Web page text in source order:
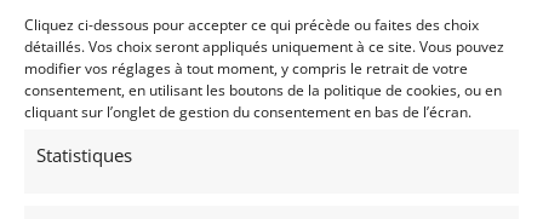
Cliquez ci-dessous pour accepter ce qui précède ou faites des choix
détaillés. Vos choix seront appliqués uniquement à ce site. Vous pouvez
modifier vos réglages à tout moment, y compris le retrait de votre
consentement, en utilisant les boutons de la politique de cookies, ou en
cliquant sur l’onglet de gestion du consentement en bas de l’écran.
Statistiques
Publié: 6 septembre 2023 (il y a 3 ans)
AUTO
Sport Prototype
Sport Proto 2L
2 Tours d'Horloge
Proto Cup